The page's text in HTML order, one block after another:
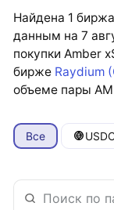
Найдена 1
данным на 7
покупки Amber
бирже Raydium
объеме пары
Все